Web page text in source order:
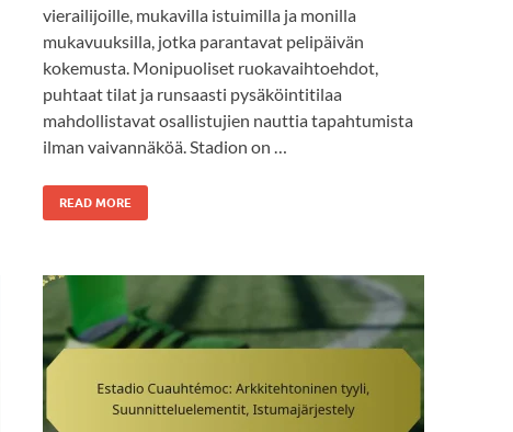
vierailijoille, mukavilla istuimilla ja monilla
mukavuuksilla, jotka parantavat pelipäivän
kokemusta. Monipuoliset ruokavaihtoehdot,
puhtaat tilat ja runsaasti pysäköintitilaa
mahdollistavat osallistujien nauttia tapahtumista
ilman vaivannäköä. Stadion on …
READ MORE